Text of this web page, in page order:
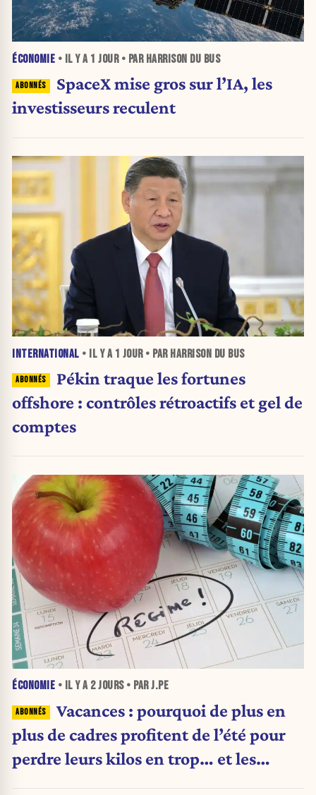
ÉCONOMIE • IL Y A 1 JOUR• PAR HARRISON DU BUS
SpaceX mise gros sur l’IA, les
investisseurs reculent
INTERNATIONAL • IL Y A 1 JOUR• PAR HARRISON DU BUS
Pékin traque les fortunes
offshore : contrôles rétroactifs et gel de
comptes
ÉCONOMIE • IL Y A 2 JOURS• PAR J.PE
Vacances : pourquoi de plus en
plus de cadres profitent de l’été pour
perdre leurs kilos en trop… et les